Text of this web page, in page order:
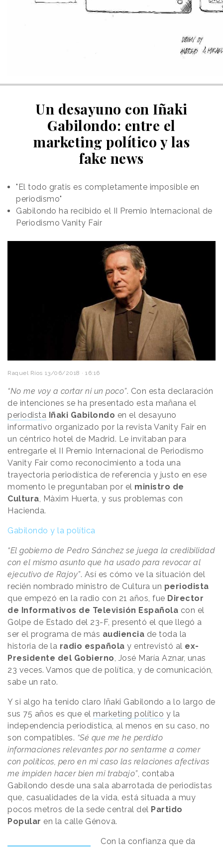
Un desayuno con Iñaki
Gabilondo: entre el
marketing político y las
fake news
"El todo gratis es completamente imposible en
periodismo"
Gabilondo ha recibido el II Premio Internacional de
Periodismo Vanity Fair
Raquel Ríos 13/06/2018 · 16:16
“No me voy a cortar ni un poco”. Con esta declaración
de intenciones se ha presentado esta mañana el
periodista Iñaki Gabilondo en el desayuno
informativo organizado por la revista Vanity Fair en
un céntrico hotel de Madrid. Le invitaban para
entregarle el II Premio Internacional de Periodismo
Vanity Fair como reconocimiento a toda una
trayectoria periodística de referencia y justo en ese
momento le preguntaban por el ministro de
Cultura, Màxim Huerta, y sus problemas con
Hacienda.
Gabilondo y la política
“El gobierno de Pedro Sánchez se juega la credibilidad
con el mismo asunto que ha usado para revocar al
ejecutivo de Rajoy”. Así es cómo ve la situación del
recién nombrado ministro de Cultura un periodista
que empezó en la radio con 21 años, fue Director
de Informativos de Televisión Española con el
Golpe de Estado del 23-F, presentó el que llegó a
ser el programa de más audiencia de toda la
historia de la radio española y entrevistó al ex-
Presidente del Gobierno, José María Aznar, unas
23 veces. Vamos que de política, y de comunicación,
sabe un rato.
Y si algo ha tenido claro Iñaki Gabilondo a lo largo de
sus 75 años es que el marketing político y la
independencia periodística, al menos en su caso, no
son compatibles. “Sé que me he perdido
informaciones relevantes por no sentarme a comer
con políticos, pero en mi caso las relaciones afectivas
me impiden hacer bien mi trabajo”, contaba
Gabilondo desde una sala abarrotada de periodistas
que, casualidades de la vida, está situada a muy
pocos metros de la sede central del Partido
Popular en la calle Génova.
Con la confianza que da